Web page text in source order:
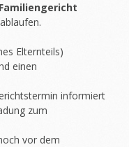
Elternteils)
einen
informiert
zum
vor dem